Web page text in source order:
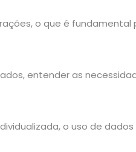
o que é fundamental
entender as
o uso de